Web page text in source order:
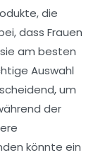
, die
dass Frauen
am besten
Auswahl
um
der
könnte ein